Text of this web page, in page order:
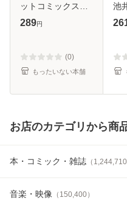
ットコミックス） /
神尾 葉子 / 集英社
289円
(0)
もったいない本舗
池
[文
お店のカテゴリから商
本・コミック・雑誌 （ 1,244,710
音楽・映像 （ 150,400）